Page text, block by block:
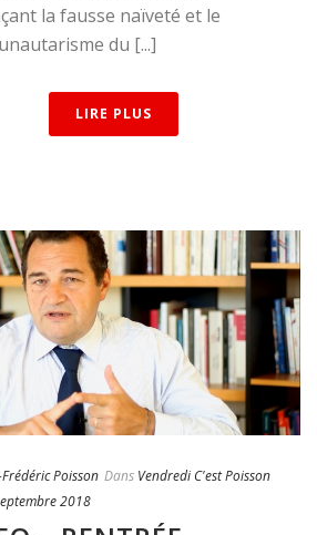
la fausse naïveté et le
du [...]
LIRE PLUS
Frédéric Poisson Dans Vendredi C'est Poisson
2018